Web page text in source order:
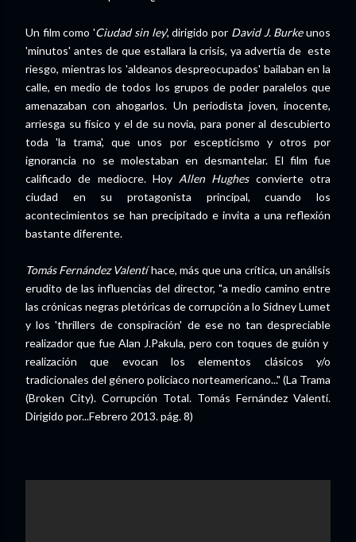
Un film como 'Ciudad sin ley', dirigido por David J. Burkeunos
'minutos' antes de que estallara la crisis, ya advertía de este
riesgo, mientras los 'aldeanos despreocupados' bailaban en la
calle, en medio de todos los grupos de poder paralelos que
amenazaban con ahogarlos. Un periodista joven, inocente,
arriesga su físico y el de su novia, para poner al descubierto
toda 'la trama', que unos por escepticismo y otros por
ignorancia no se molestaban en desmantelar. El film fue
calificado de mediocre. Hoy Allen Hughesconvierte otra
ciudad en su protagonista principal, cuando los
acontecimientos se han precipitado e invita a una reflexión
bastante diferente.
Tomás Fernández Valentíhace, más que una crítica, un análisis
erudito de las influencias del director, "a medio camino entre
las crónicas negras pletóricas de corrupción a lo Sidney Lumet
y los 'thrillers de conspiración' de ese no tan despreciable
realizador que fue Alan J.Pakula, pero con toques de guión y
realización que evocan los elementos clásicos y/o
tradicionales del género policiaco norteamericano..." (La Trama
(Broken City). Corrupción Total. Tomás Fernández Valentí.
Dirigido por...Febrero 2013. pág. 8)